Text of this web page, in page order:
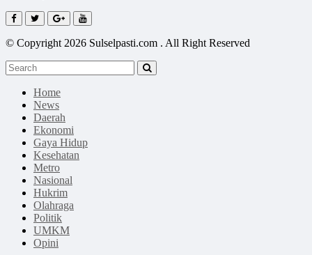
© Copyright 2026 Sulselpasti.com . All Right Reserved
Home
News
Daerah
Ekonomi
Gaya Hidup
Kesehatan
Metro
Nasional
Hukrim
Olahraga
Politik
UMKM
Opini